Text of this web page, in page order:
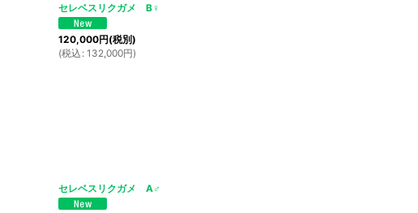
セレベスリクガメ B♀
120,000円(税別)
(税込 : 132,000円)
セレベスリクガメ A♂